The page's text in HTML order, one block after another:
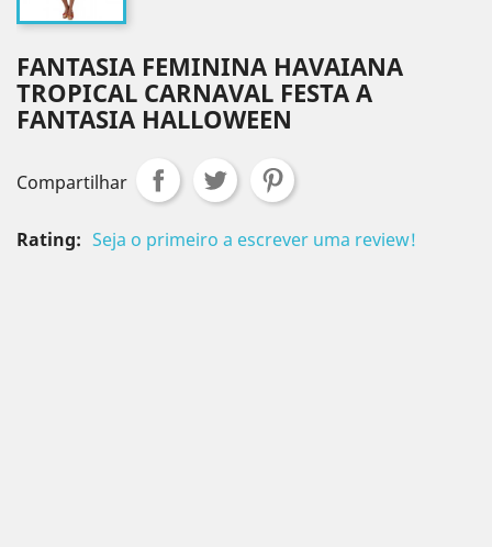
FANTASIA FEMININA HAVAIANA
TROPICAL CARNAVAL FESTA A
FANTASIA HALLOWEEN
Compartilhar
Rating: Seja o primeiro a escrever uma review!